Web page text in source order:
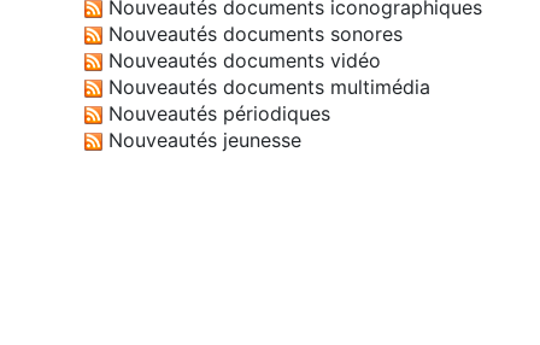
Nouveautés documents iconographiques
Nouveautés documents sonores
Nouveautés documents vidéo
Nouveautés documents multimédia
Nouveautés périodiques
Nouveautés jeunesse